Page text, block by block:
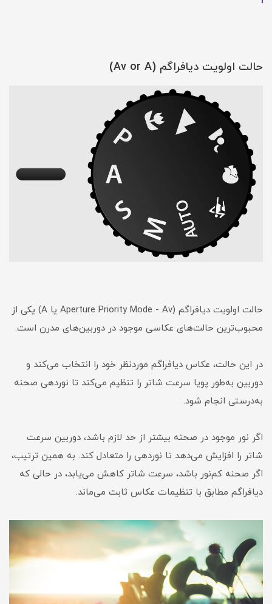
حالت اولویت دیافراگم (Av or A)
حالت اولویت دیافراگم (Aperture Priority Mode - Av یا A) یکی از
محبوب‌ترین حالت‌های عکاسی موجود در دوربین‌های مدرن است.
در این حالت، عکاس دیافراگم موردنظر خود را انتخاب می‌کند و
دوربین به‌طور پویا سرعت شاتر را تنظیم می‌کند تا نوردهی صحنه
به‌درستی انجام شود.
اگر نور موجود در صحنه بیشتر از حد لازم باشد، دوربین سرعت
شاتر را افزایش می‌دهد تا نوردهی را متعادل کند. به همین ترتیب،
اگر صحنه کم‌نور باشد، سرعت شاتر کاهش می‌یابد، در حالی که
دیافراگم مطابق با تنظیمات عکاس ثابت می‌ماند.